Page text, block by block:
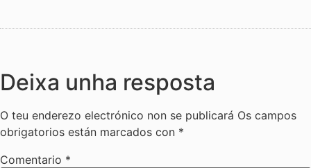
Deixa unha resposta
O teu enderezo electrónico non se publicará Os campos
obrigatorios están marcados con *
Comentario *